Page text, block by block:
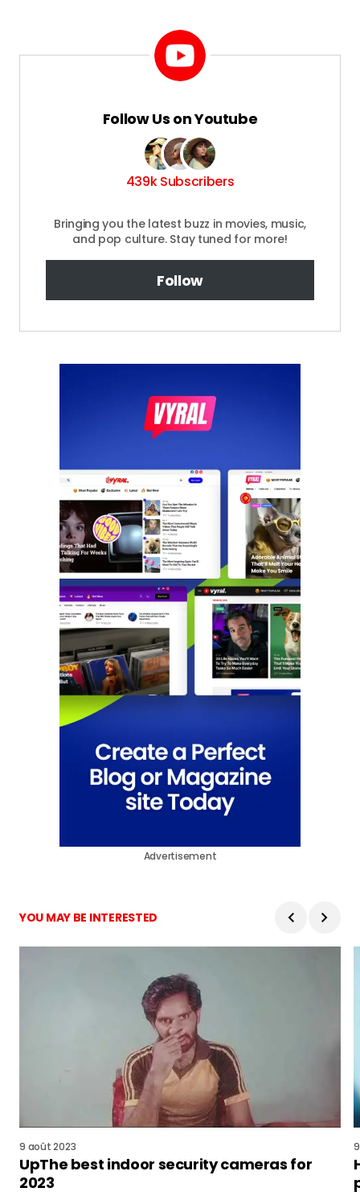
Follow Us on Youtube
439k Subscribers
Bringing you the latest buzz in movies, music,
and pop culture. Stay tuned for more!
Follow
Advertisement
YOU MAY BE INTERESTED
9 août 2023
UpThe best indoor security cameras for
2023